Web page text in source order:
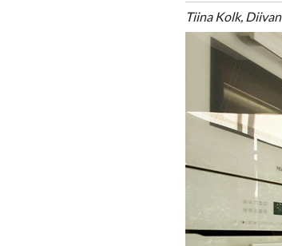
Tiina Kolk, Diivan